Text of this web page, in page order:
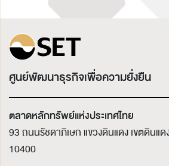
ศูนย์พัฒนาธุรกิจเพื่อความยั่งยืน
ตลาดหลักทรัพย์แห่งประเทศไทย
93 ถนนรัชดาภิเษก แขวงดินแดง เขตดินแด
10400